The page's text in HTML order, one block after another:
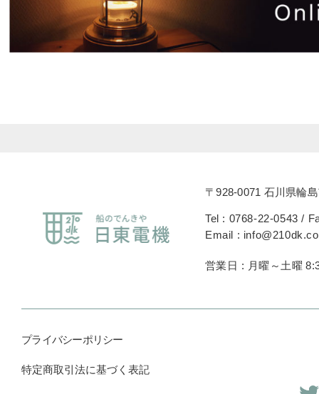
〒928-0071 石川県輪
Tel : 0768-22-0543 /
Email :
営業日 : 月曜～土曜
プライバシーポリシー
特定商取引法に基づく表記